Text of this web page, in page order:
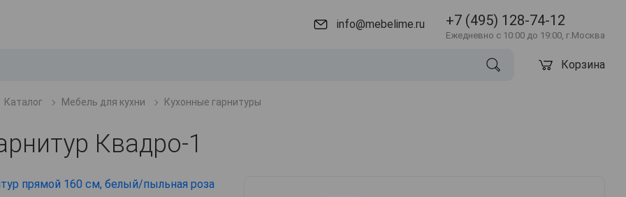
info@mebelime.ru +7 (495) 128-74-12
Ежедневно с 10:00 до 19:00, г.Москва
Корзина
Каталог Мебель для кухни Кухонные гарнитуры
Квадро-1